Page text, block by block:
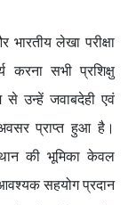
लेखा परीक्षा
सभी प्रशिक्षु
से उन्हें जवाबदेही एवं
अवसर प्राप्त हुआ है।
की भूमिका केवल
आवश्यक सहयोग प्रदान